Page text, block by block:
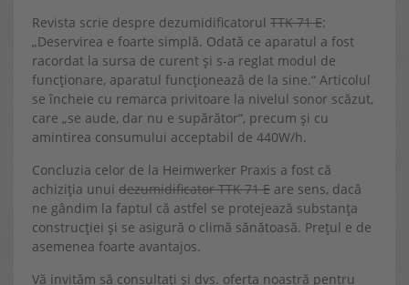
Revista scrie despre dezumidificatorul TTK 71 E:
„Deservirea e foarte simplă. Odată ce aparatul a fost
racordat la sursa de curent și s-a reglat modul de
funcționare, aparatul funcționează de la sine.“ Articolul
se încheie cu remarca privitoare la nivelul sonor scăzut,
care „se aude, dar nu e supărător“, precum și cu
amintirea consumului acceptabil de 440W/h.
Concluzia celor de la Heimwerker Praxis a fost că
achiziția unui dezumidificator TTK 71 E are sens, dacă
ne gândim la faptul că astfel se protejează substanța
construcției și se asigură o climă sănătoasă. Prețul e de
asemenea foarte avantajos.
Vă invităm să consultați și dvs. oferta noastră pentru